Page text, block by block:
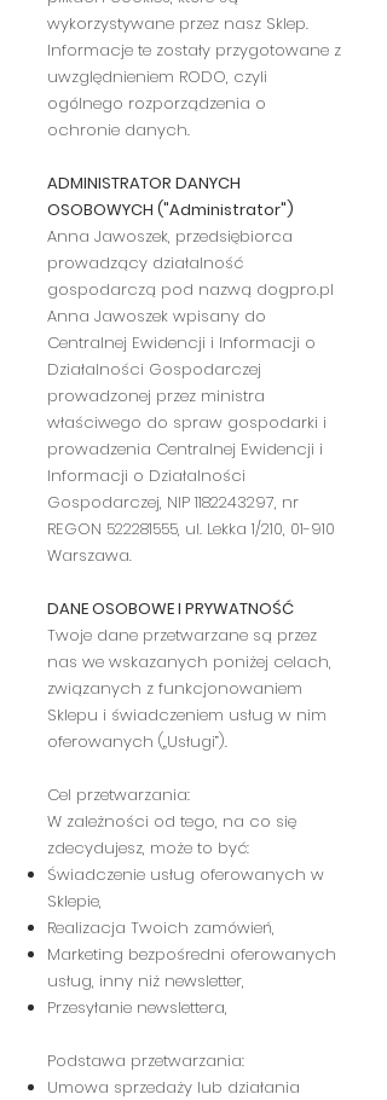
wykorzystywane przez nasz Sklep.
Informacje te zostały przygotowane z
uwzględnieniem RODO, czyli
ogólnego rozporządzenia o
ochronie danych.
ADMINISTRATOR DANYCH
OSOBOWYCH ("Administrator")
Anna Jawoszek, przedsiębiorca
prowadzący działalność
gospodarczą pod nazwą dogpro.pl
Anna Jawoszek wpisany do
Centralnej Ewidencji i Informacji o
Działalności Gospodarczej
prowadzonej przez ministra
właściwego do spraw gospodarki i
prowadzenia Centralnej Ewidencji i
Informacji o Działalności
Gospodarczej, NIP 1182243297, nr
REGON 522281555, ul. Lekka 1/210, 01-910
Warszawa.
DANE OSOBOWE I PRYWATNOŚĆ
Twoje dane przetwarzane są przez
nas we wskazanych poniżej celach,
związanych z funkcjonowaniem
Sklepu i świadczeniem usług w nim
oferowanych („Usługi”).
Cel przetwarzania:
W zależności od tego, na co się
zdecydujesz, może to być:
Świadczenie usług oferowanych w
Sklepie,
Realizacja Twoich zamówień,
Marketing bezpośredni oferowanych
usług, inny niż newsletter,
Przesyłanie newslettera,
Podstawa przetwarzania:
Umowa sprzedaży lub działania